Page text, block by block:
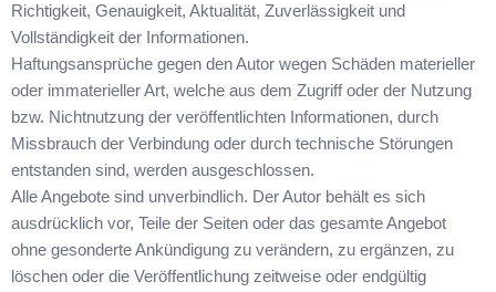
Richtigkeit, Genauigkeit, Aktualität, Zuverlässigkeit und
Vollständigkeit der Informationen.
Haftungsansprüche gegen den Autor wegen Schäden materieller
oder immaterieller Art, welche aus dem Zugriff oder der Nutzung
bzw. Nichtnutzung der veröffentlichten Informationen, durch
Missbrauch der Verbindung oder durch technische Störungen
entstanden sind, werden ausgeschlossen.
Alle Angebote sind unverbindlich. Der Autor behält es sich
ausdrücklich vor, Teile der Seiten oder das gesamte Angebot
ohne gesonderte Ankündigung zu verändern, zu ergänzen, zu
löschen oder die Veröffentlichung zeitweise oder endgültig